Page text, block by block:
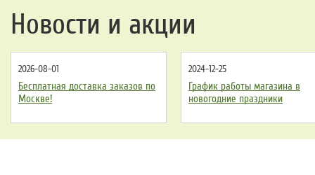
Новости и акции
2026-08-01
Бесплатная доставка заказов по
Москве!
2024-12-25
График работы магазина в
новогодние праздники